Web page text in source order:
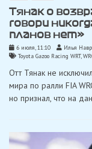
Тянак о
говори
планов нет»
6 июля, 11:10
Илья
Toyota Gazoo Racing WRT,
Отт Тянак не
мира по ралли FIA
но признал, что на